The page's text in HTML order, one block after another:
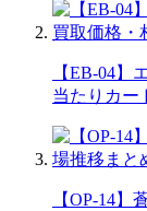
【EB-04】
当たりカー
【OP-14】